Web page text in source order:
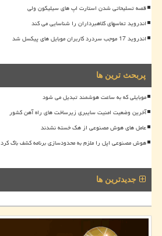
قصه تسلیحاتی شدن استارت اپ های سیلیکون ولی
اندروید تماسهای کلاهبرداران را شناسایی می کند
اندروید 17 موجب سردرد کاربران موبایل های پیکسل شد
پربحث ترین ها
موبایلی که به ساعت هوشمند تبدیل می شود
آخرین وضعیت امنیت سایبری زیرساخت های راه آهن کشور
عامل های هوش مصنوعی از هک خسته نشدند
هوش مصنوعی اپل را ملزم به محدودسازی برنامه کشف باگ کرد
جدیدترین ها